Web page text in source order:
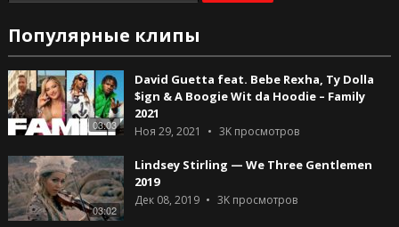
Популярные клипы
03:03
David Guetta feat. Bebe Rexha, Ty Dolla
$ign & A Boogie Wit da Hoodie – Family
2021
Ноя 29, 2021 3Kпросмотров
03:02
Lindsey Stirling — We Three Gentlemen
2019
Дек 08, 2019 3Kпросмотров